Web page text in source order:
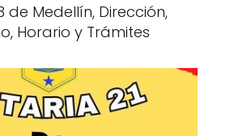
de Medellín, Dirección,
Horario y Trámites